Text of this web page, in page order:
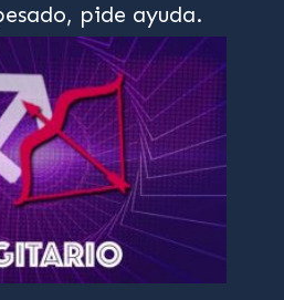
pide ayuda.